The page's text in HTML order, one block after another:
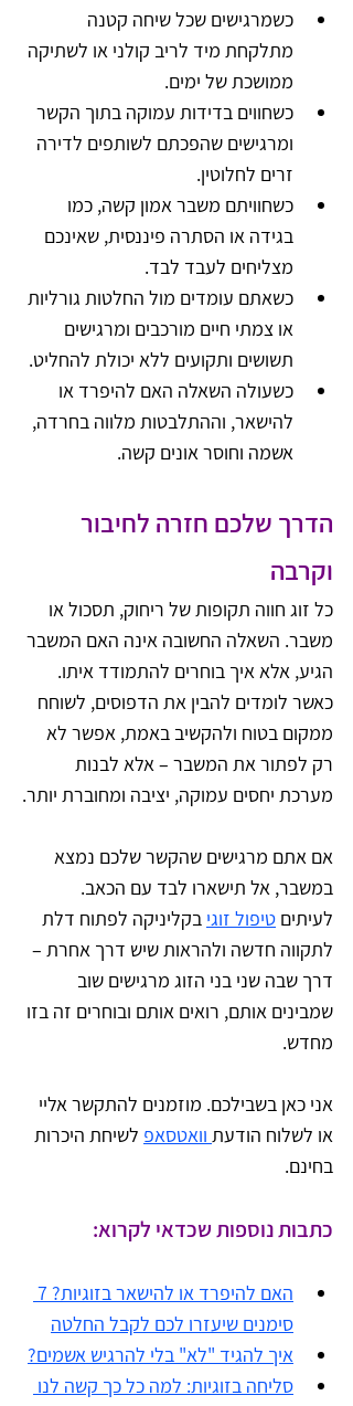
כשמרגישים שכל שיחה קטנה
מתלקחת מיד לריב קולני או לשתיקה
ממושכת של ימים.
כשחווים בדידות עמוקה בתוך הקשר
ומרגישים שהפכתם לשותפים לדירה
זרים לחלוטין.
כשחוויתם משבר אמון קשה, כמו
בגידה או הסתרה פיננסית, שאינכם
מצליחים לעבד לבד.
כשאתם עומדים מול החלטות גורליות
או צמתי חיים מורכבים ומרגישים
תשושים ותקועים ללא יכולת להחליט.
כשעולה השאלה האם להיפרד או
להישאר, וההתלבטות מלווה בחרדה,
אשמה וחוסר אונים קשה.
הדרך שלכם חזרה לחיבור
וקרבה
כל זוג חווה תקופות של ריחוק, תסכול או
משבר. השאלה החשובה אינה האם המשבר
הגיע, אלא איך בוחרים להתמודד איתו.
כאשר לומדים להבין את הדפוסים, לשוחח
ממקום בטוח ולהקשיב באמת, אפשר לא
רק לפתור את המשבר – אלא לבנות
מערכת יחסים עמוקה, יציבה ומחוברת יותר.
אם אתם מרגישים שהקשר שלכם נמצא
במשבר, אל תישארו לבד עם הכאב.
לעיתים טיפול זוגי בקליניקה לפתוח דלת
לתקווה חדשה ולהראות שיש דרך אחרת –
דרך שבה שני בני הזוג מרגישים שוב
שמבינים אותם, רואים אותם ובוחרים זה בזו
מחדש.
אני כאן בשבילכם. מוזמנים להתקשר אליי
או לשלוח הודעת וואטסאפ לשיחת היכרות
בחינם.
כתבות נוספות שכדאי לקרוא:
סימנים שיעזרו לכם לקבל החלטה
איך להגיד "לא" בלי להרגיש אשמים?
סליחה בזוגיות: למה כל כך קשה לנו